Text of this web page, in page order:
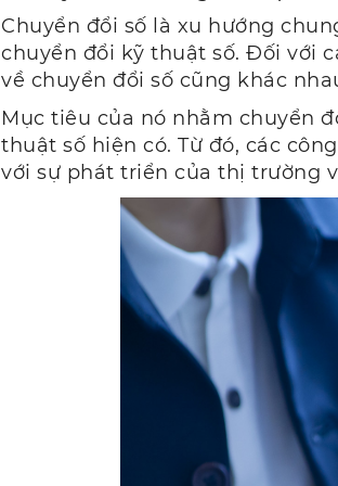
Chuyển đổi số là xu hướng
chuyển đổi kỹ thuật số. Đối với
về chuyển đổi số cũng khác
Mục tiêu của nó nhằm chuyển
thuật số hiện có. Từ đó, các
với sự phát triển của thị trường